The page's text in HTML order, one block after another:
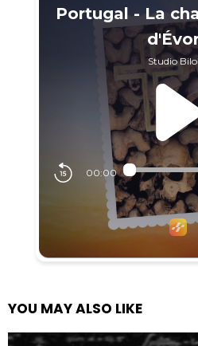
YOU MAY ALSO LIKE